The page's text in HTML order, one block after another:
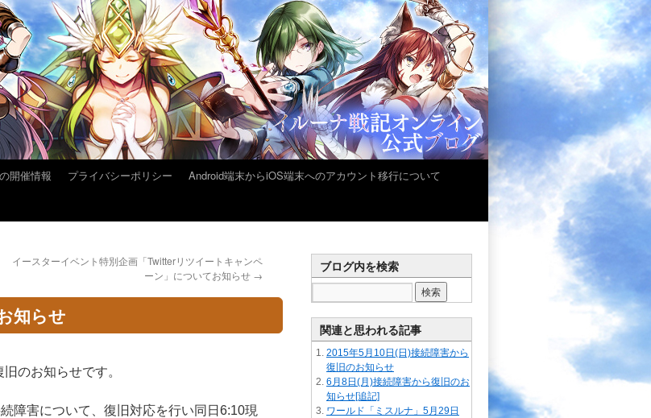
開催情報 プライバシーポリシー
Android端末からiOS端末へのアカウント移行について
イースターイベント特別企画「Twitterリツイートキャンペ
ーン」についてお知らせ →
知らせ
のお知らせです。
障害について、復旧対応を行い同日6:10現
ブログ内を検索
関連と思われる記事
2015年5月10日(日)接続障害から
復旧のお知らせ
6月8日(月)接続障害から復旧のお
知らせ[追記]
ワールド「ミスルナ」5月29日